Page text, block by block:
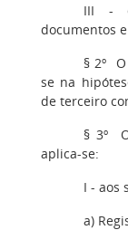
III -
documentos
§ 2º
se na
de terceiro
§ 3º
aplica-se:
I- aos
a)